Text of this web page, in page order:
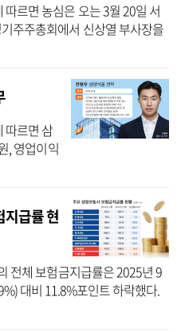
르면 농심은 오는 3월 20일 서
주주총회에서 신상열 부사장을
정한다. 1993년생인 신상열 부
따르면 삼
, 영업이익
출은
급률 현
전체 보험금지급률은 2025년 9
대비 11.8%포인트 하락했다.
적지 않았다. 업계는 전반적인